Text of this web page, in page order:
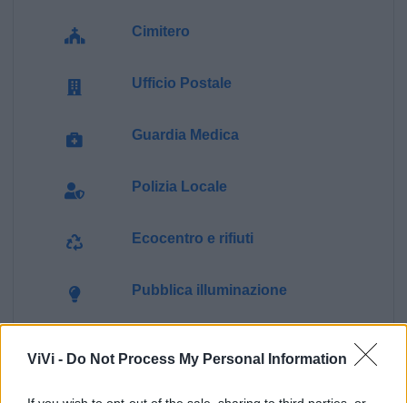
ViVi - Do Not Process My Personal Information
Cimitero
Ufficio Postale
Guardia Medica
Polizia Locale
Ecocentro e rifiuti
Pubblica illuminazione